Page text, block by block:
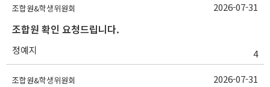
조합원&학생위원회
조합원 확인 요청드립니다.
정예지 4
2026-07-31
조합원&학생위원회 2026-07-31